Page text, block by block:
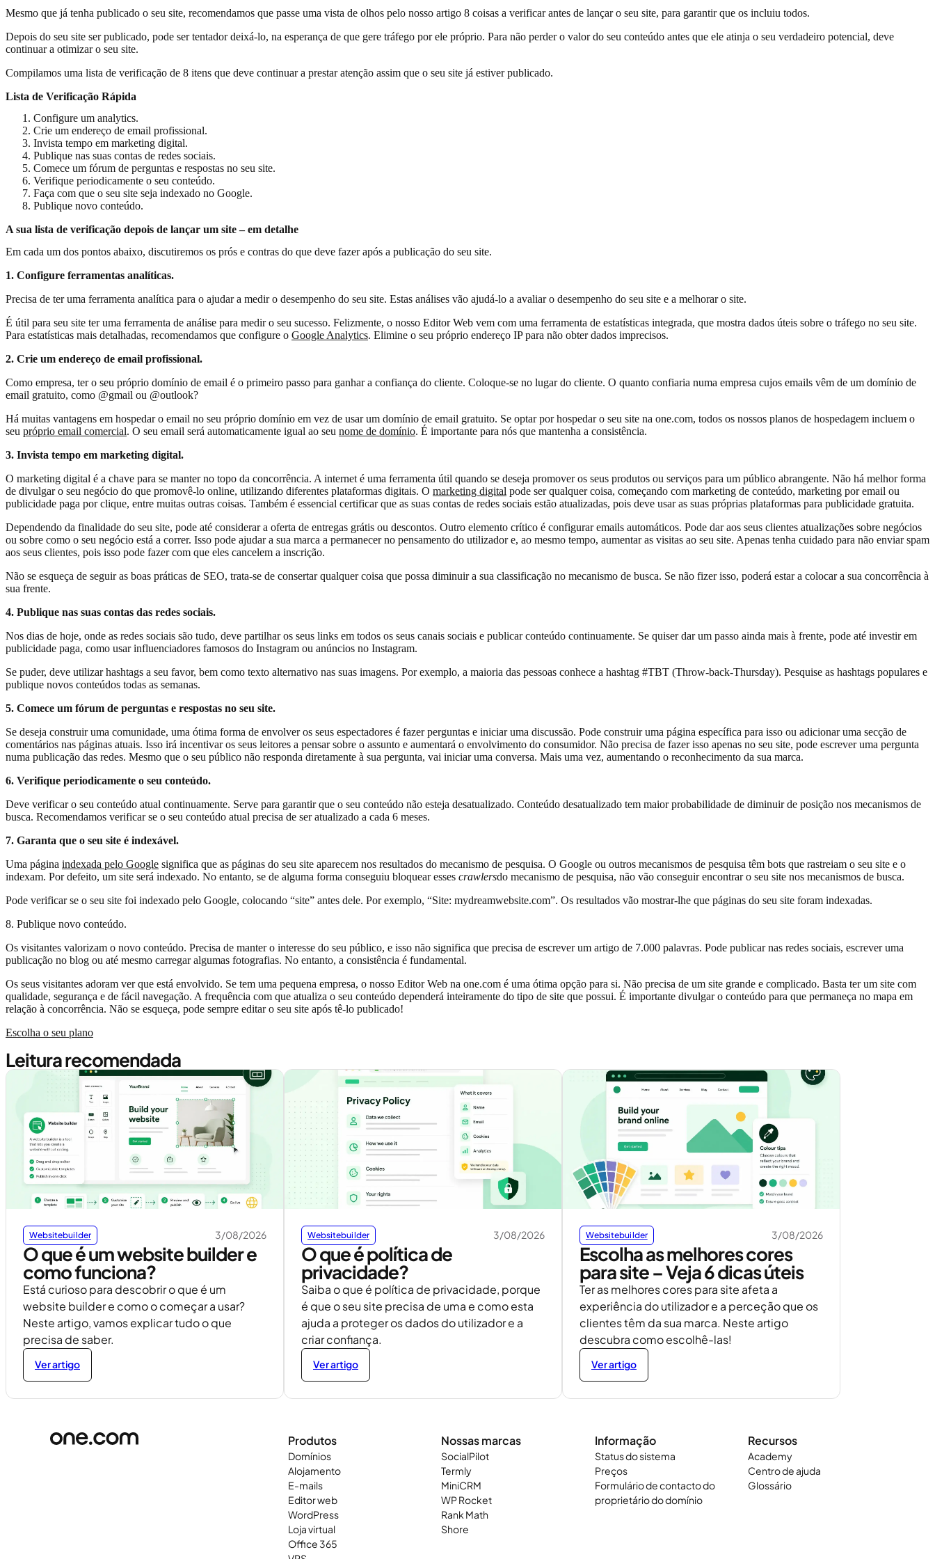
Mesmo que já tenha publicado o seu site, recomendamos que passe uma vista de olhos pelo nosso artigo 8 coisas a verificar antes de lançar o seu site, para garantir que os incluiu todos.
Depois do seu site ser publicado, pode ser tentador deixá-lo, na esperança de que gere tráfego por ele próprio. Para não perder o valor do seu conteúdo antes que ele atinja o seu verdadeiro potencial, deve
continuar a otimizar o seu site.
Compilamos uma lista de verificação de 8 itens que deve continuar a prestar atenção assim que o seu site já estiver publicado.
Lista de Verificação Rápida
Configure um analytics.
Crie um endereço de email profissional.
Invista tempo em marketing digital.
Publique nas suas contas de redes sociais.
Comece um fórum de perguntas e respostas no seu site.
Verifique periodicamente o seu conteúdo.
Faça com que o seu site seja indexado no Google.
Publique novo conteúdo.
A sua lista de verificação depois de lançar um site – em detalhe
Em cada um dos pontos abaixo, discutiremos os prós e contras do que deve fazer após a publicação do seu site.
1. Configure ferramentas analíticas.
Precisa de ter uma ferramenta analítica para o ajudar a medir o desempenho do seu site. Estas análises vão ajudá-lo a avaliar o desempenho do seu site e a melhorar o site.
É útil para seu site ter uma ferramenta de análise para medir o seu sucesso. Felizmente, o nosso Editor Web vem com uma ferramenta de estatísticas integrada, que mostra dados úteis sobre o tráfego no seu site.
Para estatísticas mais detalhadas, recomendamos que configure o Google Analytics. Elimine o seu próprio endereço IP para não obter dados imprecisos.
2. Crie um endereço de email profissional.
Como empresa, ter o seu próprio domínio de email é o primeiro passo para ganhar a confiança do cliente. Coloque-se no lugar do cliente. O quanto confiaria numa empresa cujos emails vêm de um domínio de
email gratuito, como @gmail ou @outlook?
Há muitas vantagens em hospedar o email no seu próprio domínio em vez de usar um domínio de email gratuito. Se optar por hospedar o seu site na one.com, todos os nossos planos de hospedagem incluem o
seu próprio email comercial. O seu email será automaticamente igual ao seu nome de domínio. É importante para nós que mantenha a consistência.
3. Invista tempo em marketing digital.
O marketing digital é a chave para se manter no topo da concorrência. A internet é uma ferramenta útil quando se deseja promover os seus produtos ou serviços para um público abrangente. Não há melhor forma
de divulgar o seu negócio do que promovê-lo online, utilizando diferentes plataformas digitais. O marketing digital pode ser qualquer coisa, começando com marketing de conteúdo, marketing por email ou
publicidade paga por clique, entre muitas outras coisas. Também é essencial certificar que as suas contas de redes sociais estão atualizadas, pois deve usar as suas próprias plataformas para publicidade gratuita.
Dependendo da finalidade do seu site, pode até considerar a oferta de entregas grátis ou descontos. Outro elemento crítico é configurar emails automáticos. Pode dar aos seus clientes atualizações sobre negócios
ou sobre como o seu negócio está a correr. Isso pode ajudar a sua marca a permanecer no pensamento do utilizador e, ao mesmo tempo, aumentar as visitas ao seu site. Apenas tenha cuidado para não enviar spam
aos seus clientes, pois isso pode fazer com que eles cancelem a inscrição.
Não se esqueça de seguir as boas práticas de SEO, trata-se de consertar qualquer coisa que possa diminuir a sua classificação no mecanismo de busca. Se não fizer isso, poderá estar a colocar a sua concorrência à
sua frente.
4. Publique nas suas contas das redes sociais.
Nos dias de hoje, onde as redes sociais são tudo, deve partilhar os seus links em todos os seus canais sociais e publicar conteúdo continuamente. Se quiser dar um passo ainda mais à frente, pode até investir em
publicidade paga, como usar influenciadores famosos do Instagram ou anúncios no Instagram.
Se puder, deve utilizar hashtags a seu favor, bem como texto alternativo nas suas imagens. Por exemplo, a maioria das pessoas conhece a hashtag #TBT (Throw-back-Thursday). Pesquise as hashtags populares e
publique novos conteúdos todas as semanas.
5. Comece um fórum de perguntas e respostas no seu site.
Se deseja construir uma comunidade, uma ótima forma de envolver os seus espectadores é fazer perguntas e iniciar uma discussão. Pode construir uma página específica para isso ou adicionar uma secção de
comentários nas páginas atuais. Isso irá incentivar os seus leitores a pensar sobre o assunto e aumentará o envolvimento do consumidor. Não precisa de fazer isso apenas no seu site, pode escrever uma pergunta
numa publicação das redes. Mesmo que o seu público não responda diretamente à sua pergunta, vai iniciar uma conversa. Mais uma vez, aumentando o reconhecimento da sua marca.
6. Verifique periodicamente o seu conteúdo.
Deve verificar o seu conteúdo atual continuamente. Serve para garantir que o seu conteúdo não esteja desatualizado. Conteúdo desatualizado tem maior probabilidade de diminuir de posição nos mecanismos de
busca. Recomendamos verificar se o seu conteúdo atual precisa de ser atualizado a cada 6 meses.
7. Garanta que o seu site é indexável.
Uma página indexada pelo Google significa que as páginas do seu site aparecem nos resultados do mecanismo de pesquisa. O Google ou outros mecanismos de pesquisa têm bots que rastreiam o seu site e o
indexam. Por defeito, um site será indexado. No entanto, se de alguma forma conseguiu bloquear esses crawlersdo mecanismo de pesquisa, não vão conseguir encontrar o seu site nos mecanismos de busca.
Pode verificar se o seu site foi indexado pelo Google, colocando “site” antes dele. Por exemplo, “Site: mydreamwebsite.com”. Os resultados vão mostrar-lhe que páginas do seu site foram indexadas.
8. Publique novo conteúdo.
Os visitantes valorizam o novo conteúdo. Precisa de manter o interesse do seu público, e isso não significa que precisa de escrever um artigo de 7.000 palavras. Pode publicar nas redes sociais, escrever uma
publicação no blog ou até mesmo carregar algumas fotografias. No entanto, a consistência é fundamental.
Os seus visitantes adoram ver que está envolvido. Se tem uma pequena empresa, o nosso Editor Web na one.com é uma ótima opção para si. Não precisa de um site grande e complicado. Basta ter um site com
qualidade, segurança e de fácil navegação. A frequência com que atualiza o seu conteúdo dependerá inteiramente do tipo de site que possui. É importante divulgar o conteúdo para que permaneça no mapa em
relação à concorrência. Não se esqueça, pode sempre editar o seu site após tê-lo publicado!
Escolha o seu plano
Leitura recomendada
Websitebuilder 3/08/2026
O que é um website builder e
como funciona?
Está curioso para descobrir o que é um
website builder e como o começar a usar?
Neste artigo, vamos explicar tudo o que
precisa de saber.
Ver artigo
Websitebuilder 3/08/2026
O que é política de
privacidade?
Saiba o que é política de privacidade, porque
é que o seu site precisa de uma e como esta
ajuda a proteger os dados do utilizador e a
criar confiança.
Ver artigo
Websitebuilder 3/08/2026
Escolha as melhores cores
para site – Veja 6 dicas úteis
Ter as melhores cores para site afeta a
experiência do utilizador e a perceção que os
clientes têm da sua marca. Neste artigo
descubra como escolhê-las!
Ver artigo
Produtos
Domínios
Alojamento
E-mails
Editor web
WordPress
Loja virtual
Office 365
Nossas marcas
SocialPilot
Termly
MiniCRM
WP Rocket
Rank Math
Shore
Informação
Status do sistema
Preços
Formulário de contacto do
proprietário do domínio
Recursos
Academy
Centro de ajuda
Glossário